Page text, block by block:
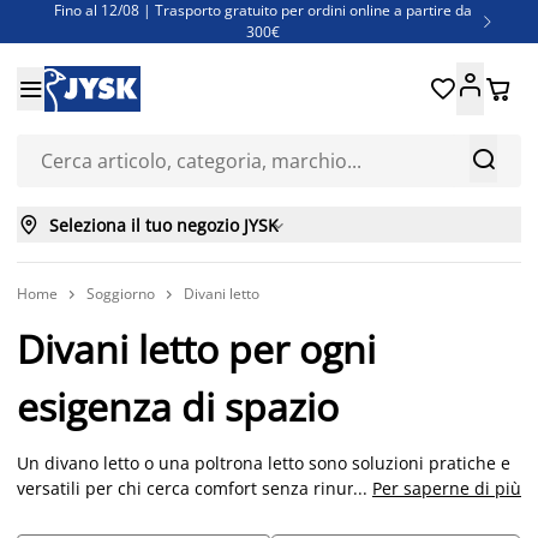
Fino al 12/08 | Trasporto gratuito per ordini online a partire da
300€

Super offerte d'estate | Oltre 1.500 articoli fino al 70%
Finanziamenti - Scegli il piano di rimborso più adatto a te


 
 Seleziona il tuo negozio JYSK
Home  Soggiorno  Divani letto
Divani letto per ogni
esigenza di spazio
Un divano letto o una poltrona letto sono soluzioni pratiche e
versatili per chi cerca comfort senza rinunciare a spazio.
... Per saperne di più